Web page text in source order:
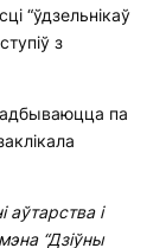
“ўдзельнікаў
з
па
і
“Дзіўны